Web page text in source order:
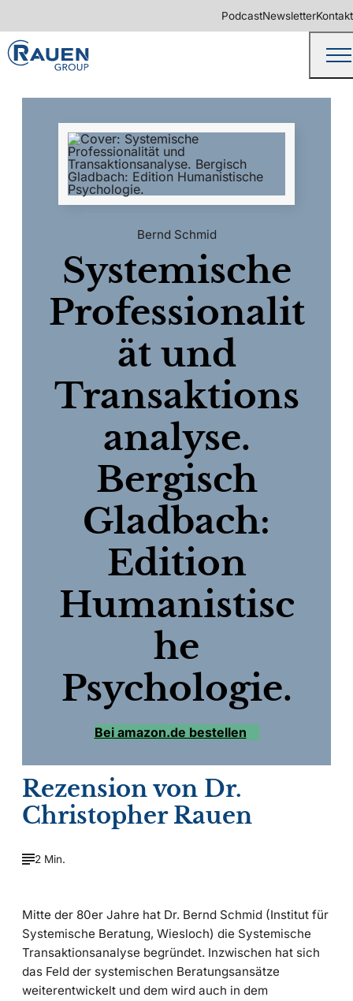
PodcastNewsletterKontakt
Bernd Schmid
Systemische
Professionalit
ät und
Transaktions
analyse.
Bergisch
Gladbach:
Edition
Humanistisc
he
Psychologie.
Bei amazon.de bestellen
Rezension von Dr.
Christopher Rauen
2 Min.
Mitte der 80er Jahre hat Dr. Bernd Schmid (Institut für
Systemische Beratung, Wiesloch) die Systemische
Transaktionsanalyse begründet. Inzwischen hat sich
das Feld der systemischen Beratungsansätze
weiterentwickelt und dem wird auch in dem